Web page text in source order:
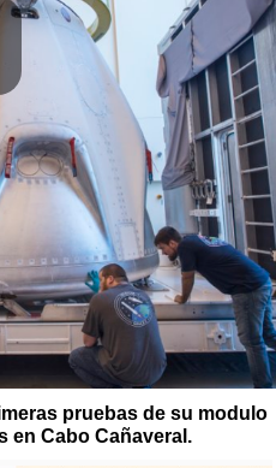
pruebas de su modulo
en Cabo Cañaveral.